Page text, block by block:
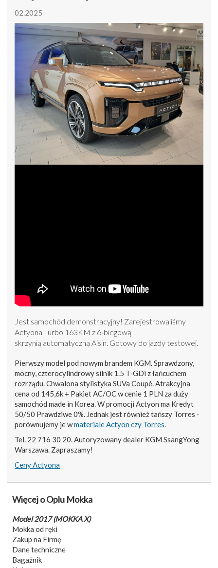
02.2025
Jest samochód demonstracyjny! Zarejestrowaliśmy
Actyona Turbo 163KM z 6‑biegową
skrzynią automatyczną Aisin. Gotowy do jazdy testowej.
Pierwszy model pod nowym brandem KGM. Sprawdzony,
mocny, czterocylindrowy silnik 1.5 T‑GDi z łańcuchem
rozrządu. Chwalona stylistyka SUVa Coupé. Atrakcyjna
cena od 145,6k + Pakiet AC/OC w cenie 1 PLN za duży
samochód made in Korea. W promocji Actyon ma Kredyt
50/50 Prawdziwe 0%. Jednak jest również tańszy Torres -
porównujemy je wmateriale Actyon czy Torres
Tel. 22 716 30 20. Autoryzowany dealer KGM SsangYong
Warszawa. Zapraszamy!
Ceny Actyona
Więcej o Oplu Mokka
Model 2017 (MOKKA X)
Mokka od ręki
Zakup na Firmę
Dane techniczne
Bagażnik